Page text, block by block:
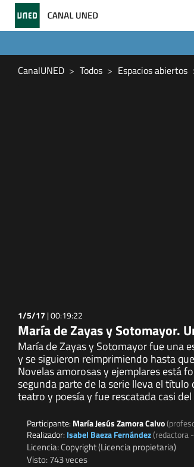
CanalUNED Todos Espacios abiertos
1/5/17 |00:19:22
María de Zayas y Sotomayor.
María de Zayas y Sotomayor fue una
y se siguieron reimprimiendo hasta
Novelas amorosas y ejemplares está
segunda parte de la serie lleva el
teatro y poesía y fue rescatada casi
Participante: María Jesús Zamora Calvo
Realizador: Isabel Baeza Fernández(redactora
Licencia: Copyright (Licencia propietaria)
Visto: 743 veces